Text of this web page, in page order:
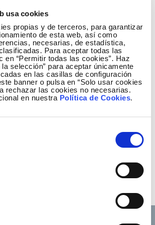
usa cookies
propias y de terceros, para garantizar
de esta web, así como
necesarias, de estadística,
Para aceptar todas las
en “Permitir todas las cookies”. Haz
selección” para aceptar únicamente
en las casillas de configuración
banner o pulsa en “Solo usar cookies
rechazar las cookies no necesarias.
en nuestra Política de Cookies.